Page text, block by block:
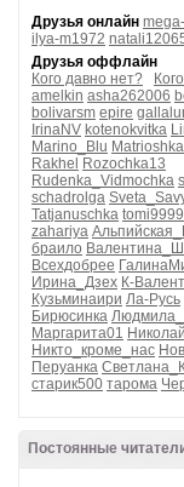
Друзья онлайн
ilya-m1972
Друзья оффлайн
Кого давно нет?
amelkin asha262006
bolivarsm epire
IrinaNV kotenokvitka
Marino_Blu Matrioshka
Rakhel
Rozochka13
Rudenka_Vidmochka
schadrolga
Tatjanuschka tomi9999
zahariya
браило
Всехдобрее
Ирина_Дзех К-
Кузьминаири Ла-Русь
Бирюсинка
Маргарита01
Никто_кроме_нас
Перуанка
старик500 тарома
Постоянные